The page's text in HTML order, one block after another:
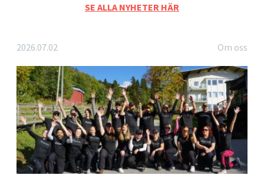
SE ALLA NYHETER HÄR
2026.07.02 Om oss